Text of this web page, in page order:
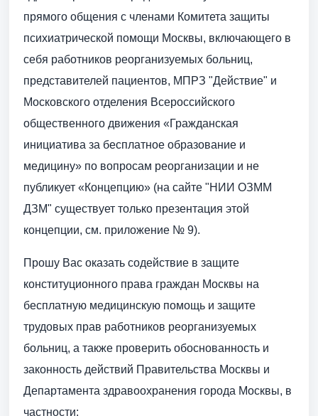
прямого общения с членами Комитета защиты
психиатрической помощи Москвы, включающего в
себя работников реорганизуемых больниц,
представителей пациентов, МПРЗ "Действие" и
Московского отделения Всероссийского
общественного движения «Гражданская
инициатива за бесплатное образование и
медицину» по вопросам реорганизации и не
публикует «Концепцию» (на сайте "НИИ ОЗММ
ДЗМ" существует только презентация этой
концепции, см. приложение № 9).
Прошу Вас оказать содействие в защите
конституционного права граждан Москвы на
бесплатную медицинскую помощь и защите
трудовых прав работников реорганизуемых
больниц, а также проверить обоснованность и
законность действий Правительства Москвы и
Департамента здравоохранения города Москвы, в
частности: